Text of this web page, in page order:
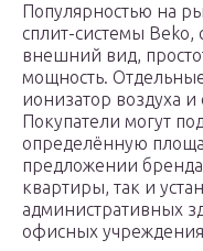
Популярностью на
сплит-системы
внешний вид,
мощность.
ионизатор воздуха
Покупатели могут
определённую
предложении
квартиры, так и
административных
офисных